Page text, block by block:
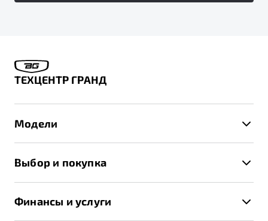
ТЕХЦЕНТР ГРАНД
Модели
X70
Выбор и покупка
Спецпредложения и Акции
Финансы и услуги